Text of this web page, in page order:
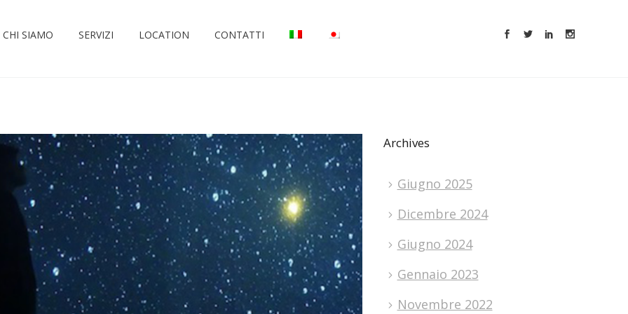
CHI SIAMO SERVIZI LOCATION CONTATTI
Archives
Giugno 2025
Dicembre 2024
Giugno 2024
Gennaio 2023
Novembre 2022